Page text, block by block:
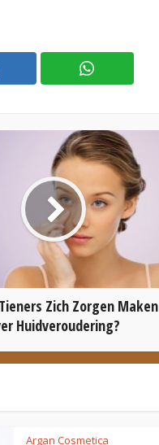
Zich Zorgen Maken
Huidveroudering?
Argan Cosmetica